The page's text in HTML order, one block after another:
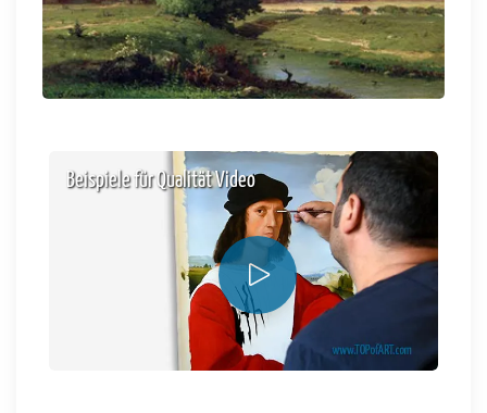
Beispiele für Qualität Video